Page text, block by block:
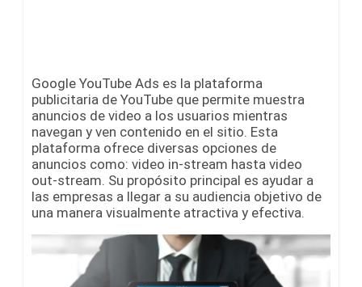
Google YouTube Ads es la plataforma
publicitaria de YouTube que permite muestra
anuncios de video a los usuarios mientras
navegan y ven contenido en el sitio. Esta
plataforma ofrece diversas opciones de
anuncios como: video in-stream hasta video
out-stream. Su propósito principal es ayudar a
las empresas a llegar a su audiencia objetivo de
una manera visualmente atractiva y efectiva.